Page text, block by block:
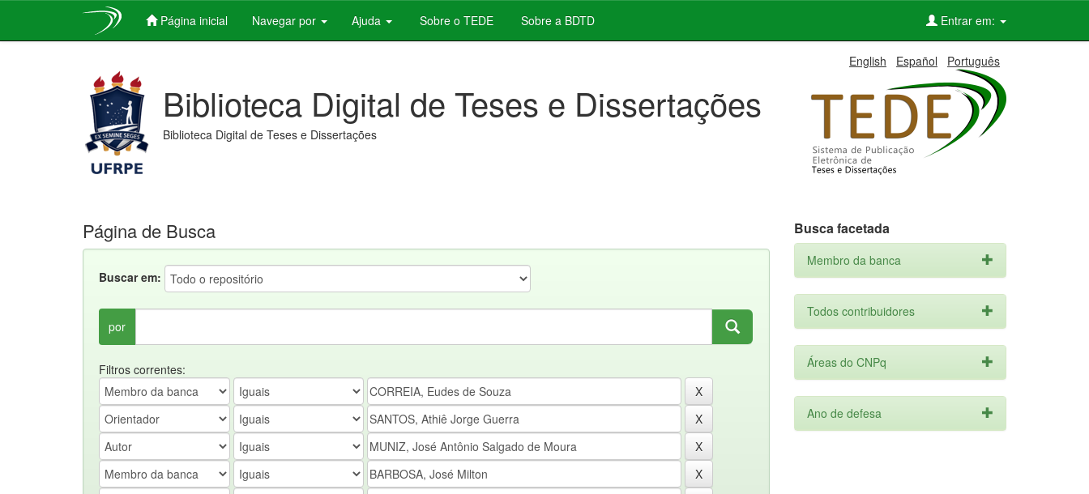
Página inicial Navegar por Ajuda Sobre o TEDE Sobre a BDTD Entrar em:
English Español Português
Biblioteca Digital de Teses e Dissertações
Biblioteca Digital de Teses e Dissertações
Página de Busca
Buscar em:
por
Filtros correntes:
Busca facetada
Membro da banca
Todos contribuidores
Áreas do CNPq
Ano de defesa